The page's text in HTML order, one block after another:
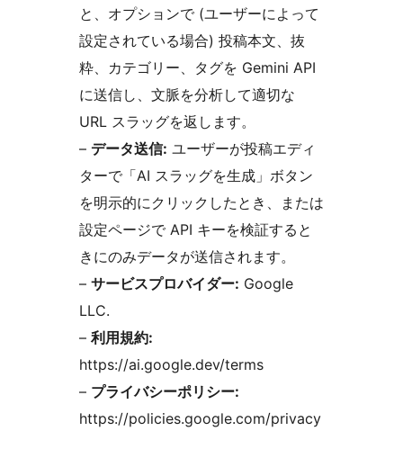
と、オプションで (ユーザーによって
設定されている場合) 投稿本文、抜
粋、カテゴリー、タグを Gemini API
に送信し、文脈を分析して適切な
URL スラッグを返します。
– データ送信: ユーザーが投稿エディ
ターで「AI スラッグを生成」ボタン
を明示的にクリックしたとき、または
設定ページで API キーを検証すると
きにのみデータが送信されます。
– サービスプロバイダー: Google
LLC.
– 利用規約:
https://ai.google.dev/terms
– プライバシーポリシー:
https://policies.google.com/privacy